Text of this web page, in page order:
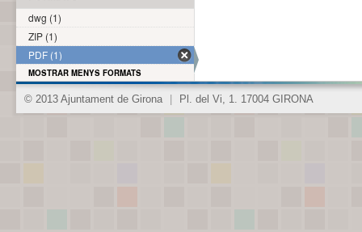
dwg (1)
ZIP (1)
PDF (1)
MOSTRAR MENYS FORMATS
© 2013 Ajuntament de Girona Pl. del Vi, 1. 17004 GIRONA